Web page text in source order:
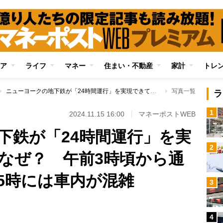
ライフ マネー 住まい・不動産 家計 トレ
ニューヨークの地下鉄が「24時間運行」を実現できているのはなぜ？ 午前3時頃から通勤客が集まり早朝5時には車内が混雑 写真一覧
2024.11.15 16:00 マネーポストWEB
鉄が「24時間運行」を実
ぜ？ 午前3時頃から通
には車内が混雑
1
2
3
4